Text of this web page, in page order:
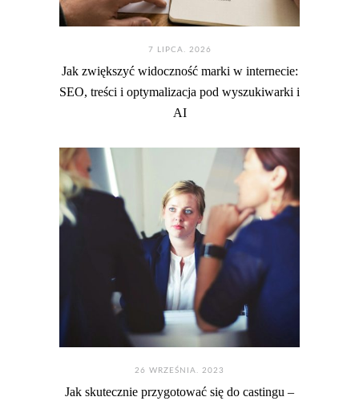
7 LIPCA. 2026
Jak zwiększyć widoczność marki w internecie:
SEO, treści i optymalizacja pod wyszukiwarki i
AI
26 WRZEŚNIA. 2023
Jak skutecznie przygotować się do castingu –